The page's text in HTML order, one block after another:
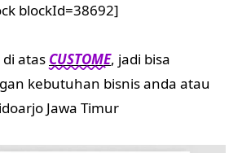
blockId=38692]
atas CUSTOME, jadi bisa
kebutuhan bisnis anda atau
Jawa Timur